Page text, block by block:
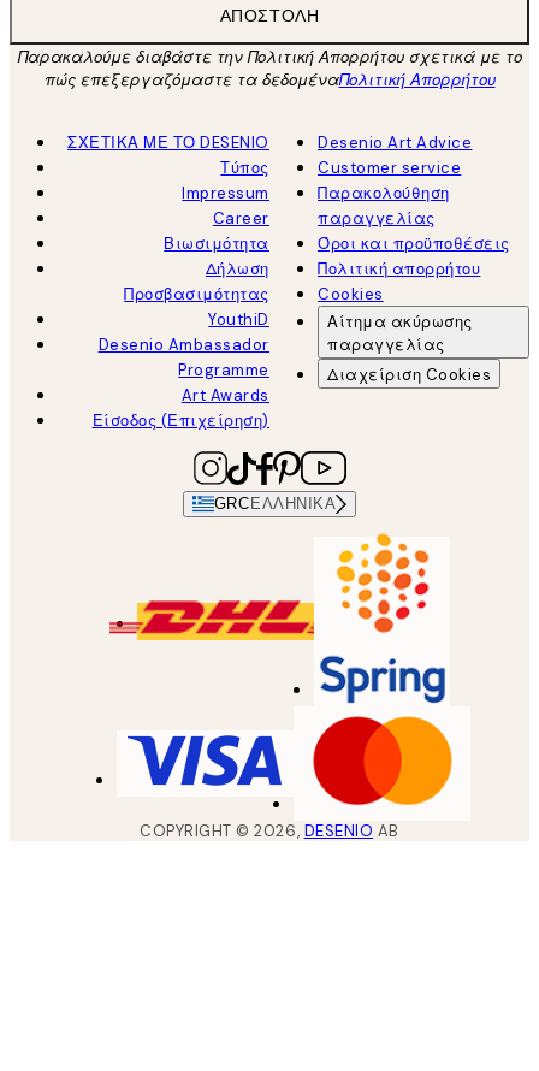
ΑΠΟΣΤΟΛΉ
Παρακαλούμε διαβάστε την Πολιτική Απορρήτου σχετικά με το
πώς επεξεργαζόμαστε τα δεδομέναΠολιτική Απορρήτου
ΣΧΕΤΙΚΑ ΜΕ ΤΟ DESENIO
Τύπος
Impressum
Career
Βιωσιμότητα
Δήλωση
Προσβασιμότητας
YouthiD
Desenio Ambassador
Programme
Art Awards
Είσοδος (Επιχείρηση)
Desenio Art Advice
Customer service
Παρακολούθηση
παραγγελίας
Όροι και προϋποθέσεις
Πολιτική απορρήτου
Cookies
Αίτημα ακύρωσης
παραγγελίας
Διαχείριση Cookies
GRC ΕΛΛΗΝΙΚΆ
COPYRIGHT ©2026, DESENIO AB